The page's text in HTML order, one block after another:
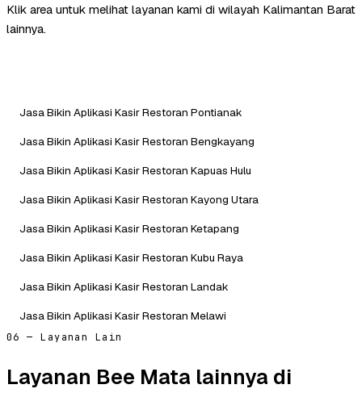
Klik area untuk melihat layanan kami di wilayah Kalimantan Barat
lainnya.
Jasa Bikin Aplikasi Kasir Restoran Pontianak
Jasa Bikin Aplikasi Kasir Restoran Bengkayang
Jasa Bikin Aplikasi Kasir Restoran Kapuas Hulu
Jasa Bikin Aplikasi Kasir Restoran Kayong Utara
Jasa Bikin Aplikasi Kasir Restoran Ketapang
Jasa Bikin Aplikasi Kasir Restoran Kubu Raya
Jasa Bikin Aplikasi Kasir Restoran Landak
Jasa Bikin Aplikasi Kasir Restoran Melawi
06 — Layanan Lain
Layanan Bee Mata lainnya di